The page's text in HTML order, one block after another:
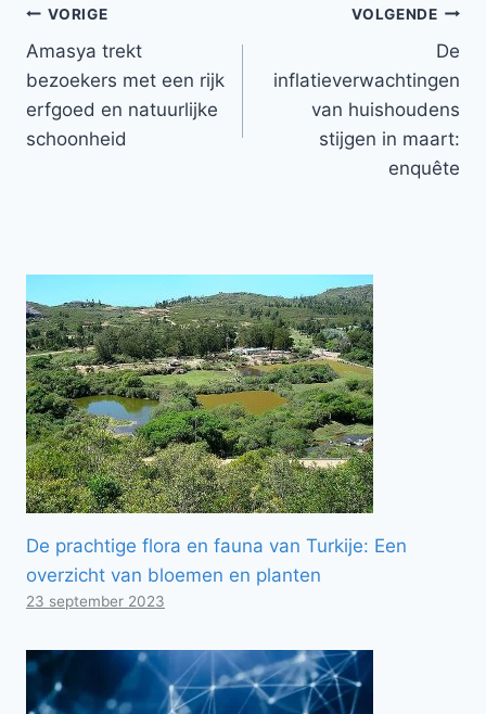
Bericht
navigatie
VORIGE
Amasya trekt
bezoekers met een rijk
erfgoed en natuurlijke
schoonheid
VOLGENDE
De
inflatieverwachtingen
van huishoudens
stijgen in maart:
enquête
De prachtige flora en fauna van Turkije: Een
overzicht van bloemen en planten
23 september 2023